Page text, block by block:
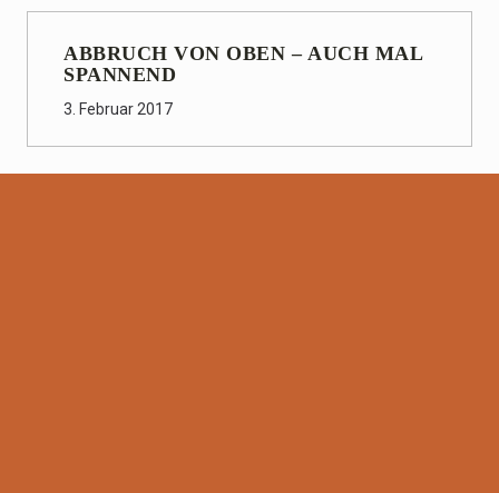
ABBRUCH VON OBEN – AUCH MAL
SPANNEND
3. Februar 2017